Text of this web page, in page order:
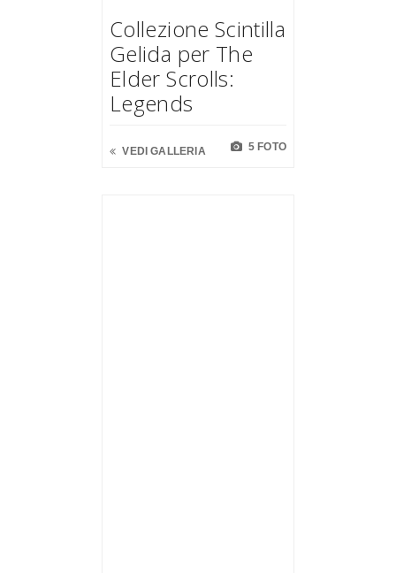
Collezione Scintilla
Gelida per The
Elder Scrolls:
Legends
VEDI GALLERIA 5 FOTO